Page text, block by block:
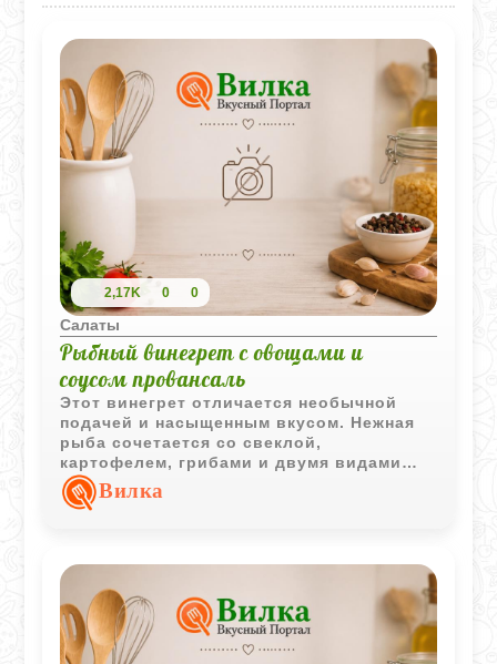
2,17K 0 0
Салаты
Рыбный винегрет с овощами и
соусом провансаль
Этот винегрет отличается необычной
подачей и насыщенным вкусом. Нежная
рыба сочетается со свеклой,
картофелем, грибами и двумя видами
огурцов, а густой соус провансаль
делает блюдо особенно праздничным и
Вилка